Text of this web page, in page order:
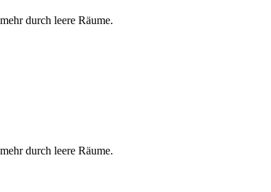
durch leere Räume.
durch leere Räume.